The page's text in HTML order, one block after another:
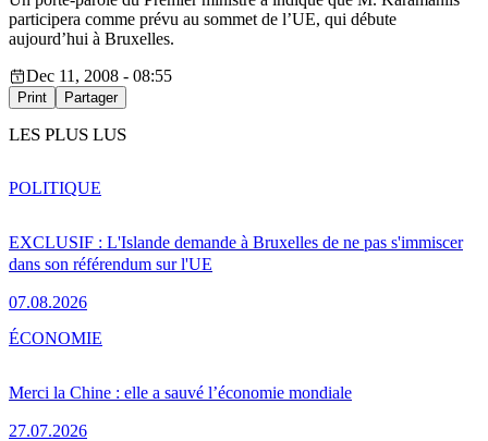
participera comme prévu au sommet de l’UE, qui débute
aujourd’hui à Bruxelles.
Dec 11, 2008 - 08:55
Print Partager
LES PLUS LUS
EXCLUSIF : L'Islande demande à Bruxelles de ne pas s'immiscer
dans son référendum sur l'UE
07.08.2026
POLITIQUE
Merci la Chine : elle a sauvé l’économie mondiale
27.07.2026
ÉCONOMIE